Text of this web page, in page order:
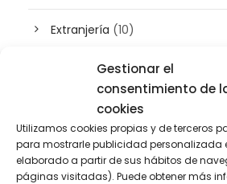
Gestionar el
consentimiento de
cookies
Utilizamos cookies propias y de terceros
para mostrarle publicidad personalizada
elaborado a partir de sus hábitos de
páginas visitadas). Puede obtener más
Extranjería (10)
Inteligencia artificial(3)
Patrimonio(5)
Plusvalía(2)